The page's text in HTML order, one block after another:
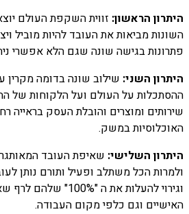
היתרון הראשון: זווית השקפת העולם
השונות מביאות את העובד להיות מוביל
פתרונות בגישה שונה שגם הלא אפשרי
היתרון השני: שילוב שונה בדומה
ההסתכלות על העולם ועל הלקוחות של
שירותים ומוצרים והובלת העסק בראייה
האוכלוסיות במשק.
היתרון השלישי: שאיפת העובד
ולמרות הכל משתלב ופעיל ותורם נותן
וגירוי להעלות את ה
האישיים וגם כלפי מקום העבודה.